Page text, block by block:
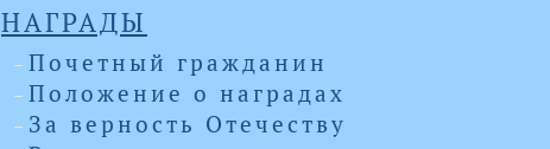
НАГРАДЫ
Почетный гражданин
Положение о наградах
За верность Отечеству